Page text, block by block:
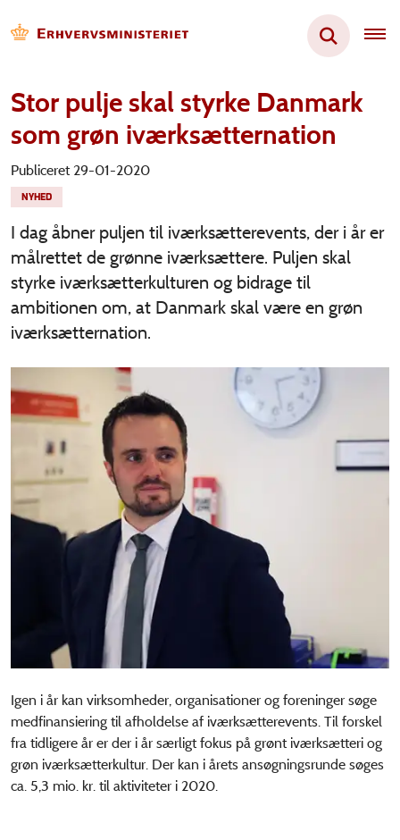
Stor pulje skal styrke Danmark
som grøn iværksætternation
Publiceret 29-01-2020
NYHED
I dag åbner puljen til iværksætterevents, der i år er
målrettet de grønne iværksættere. Puljen skal
styrke iværksætterkulturen og bidrage til
ambitionen om, at Danmark skal være en grøn
iværksætternation.
Igen i år kan virksomheder, organisationer og foreninger søge
medfinansiering til afholdelse af iværksætterevents. Til forskel
fra tidligere år er der i år særligt fokus på grønt iværksætteri og
grøn iværksætterkultur. Der kan i årets ansøgningsrunde søges
ca. 5,3 mio. kr. til aktiviteter i 2020.